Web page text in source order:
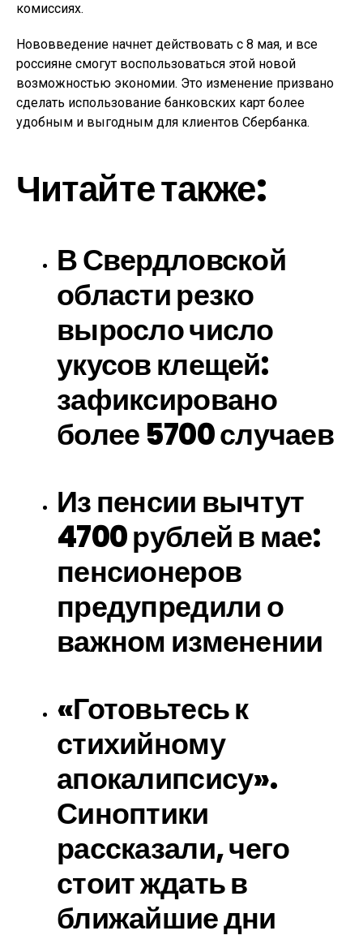
комиссиях.
Нововведение начнет действовать с 8 мая, и все
россияне смогут воспользоваться этой новой
возможностью экономии. Это изменение призвано
сделать использование банковских карт более
удобным и выгодным для клиентов Сбербанка.
Читайте также:
В Свердловской
области резко
выросло число
укусов клещей:
зафиксировано
более 5700 случаев
Из пенсии вычтут
4700 рублей в мае:
пенсионеров
предупредили о
важном изменении
«Готовьтесь к
стихийному
апокалипсису».
Синоптики
рассказали, чего
стоит ждать в
ближайшие дни